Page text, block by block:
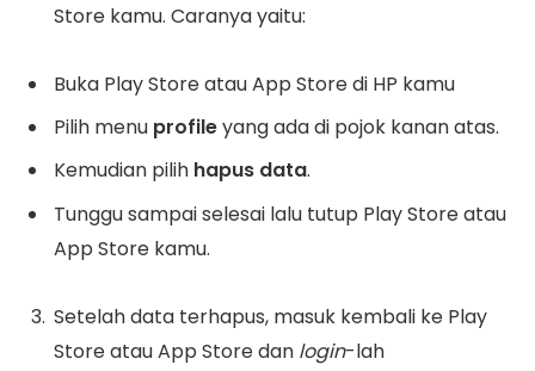
Store kamu. Caranya yaitu:
Buka Play Store atau App Store di HP kamu
Pilih menu profileyang ada di pojok kanan atas.
Kemudian pilih hapus data.
Tunggu sampai selesai lalu tutup Play Store atau
App Store kamu.
Setelah data terhapus, masuk kembali ke Play
Store atau App Store dan login-lah